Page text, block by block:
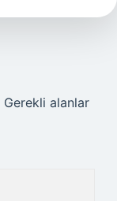
Gerekli alanlar